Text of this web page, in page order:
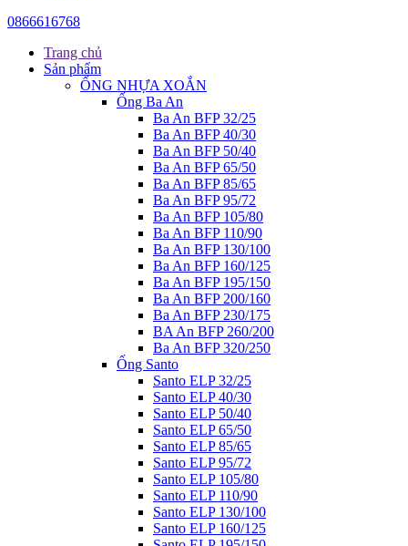
0866616768
Trang chủ
Sản phẩm
ỐNG NHỰA XOẮN
Ống Ba An
Ba An BFP 32/25
Ba An BFP 40/30
Ba An BFP 50/40
Ba An BFP 65/50
Ba An BFP 85/65
Ba An BFP 95/72
Ba An BFP 105/80
Ba An BFP 110/90
Ba An BFP 130/100
Ba An BFP 160/125
Ba An BFP 195/150
Ba An BFP 200/160
Ba An BFP 230/175
BA An BFP 260/200
Ba An BFP 320/250
Ống Santo
Santo ELP 32/25
Santo ELP 40/30
Santo ELP 50/40
Santo ELP 65/50
Santo ELP 85/65
Santo ELP 95/72
Santo ELP 105/80
Santo ELP 110/90
Santo ELP 130/100
Santo ELP 160/125